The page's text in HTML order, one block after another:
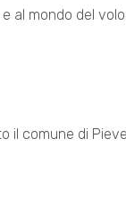
mondo del
comune di